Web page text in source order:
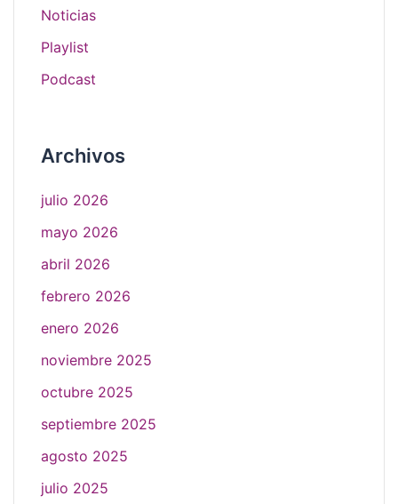
Noticias
Playlist
Podcast
Archivos
julio 2026
mayo 2026
abril 2026
febrero 2026
enero 2026
noviembre 2025
octubre 2025
septiembre 2025
agosto 2025
julio 2025